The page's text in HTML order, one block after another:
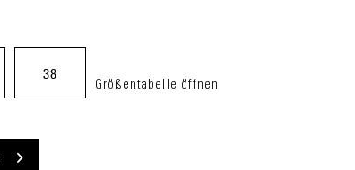
38
Größentabelle öffnen